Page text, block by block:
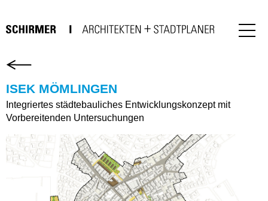
ISEK MÖMLINGEN
Integriertes städtebauliches Entwicklungskonzept mit
Vorbereitenden Untersuchungen